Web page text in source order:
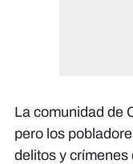
La comunidad de
pero los
delitos y crímenes